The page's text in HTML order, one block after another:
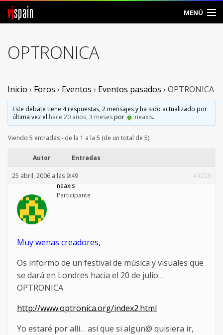
vjspain MENÚ
Foros
Vjspain
Contacto
Entrar
Crear Cuenta
OPTRONICA
Inicio › Foros › Eventos › Eventos pasados › OPTRONICA
Este debate tiene 4 respuestas, 2 mensajes y ha sido actualizado por
última vez el hace 20 años, 3 mesespor neaxis.
Viendo 5 entradas - de la 1 a la 5 (de un total de 5)
Autor Entradas
25 abril, 2006 a las 9:49
#4229
neaxis
Participante
Muy wenas creadores,
Os informo de un festival de música y visuales que
se dará en Londres hacia el 20 de julio…
OPTRONICA
http://www.optronica.org/index2.html
Yo estaré por allí… así que si algun@ quisiera ir,